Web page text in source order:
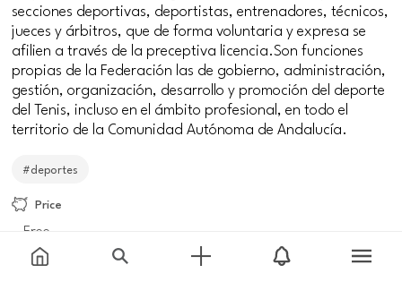
secciones deportivas, deportistas, entrenadores, técnicos,
jueces y árbitros, que de forma voluntaria y expresa se
afilien a través de la preceptiva licencia.Son funciones
propias de la Federación las de gobierno, administración,
gestión, organización, desarrollo y promoción del deporte
del Tenis, incluso en el ámbito profesional, en todo el
territorio de la Comunidad Autónoma de Andalucía.
#deportes
Price
Free
Meeting point